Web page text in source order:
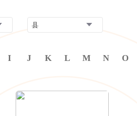
县
I J K L M N O